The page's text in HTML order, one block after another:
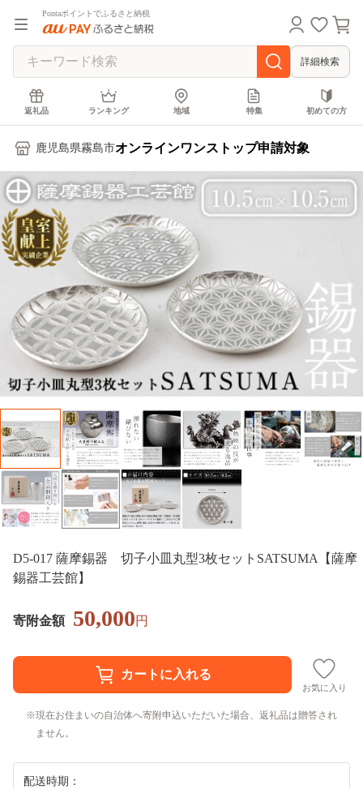
Pontaポイントでふるさと納税
詳細検索
返礼品 ランキング 地域 特集 初めての方
鹿児島県霧島市オンラインワンストップ申請対象
D5-017 薩摩錫器 切子小皿丸型3枚セットSATSUMA【薩摩
錫器工芸館】
寄附金額 50,000円
お気に入り
現在お住まいの自治体へ寄附申込いただいた場合、返礼品は贈答され
ません。
配送時期：